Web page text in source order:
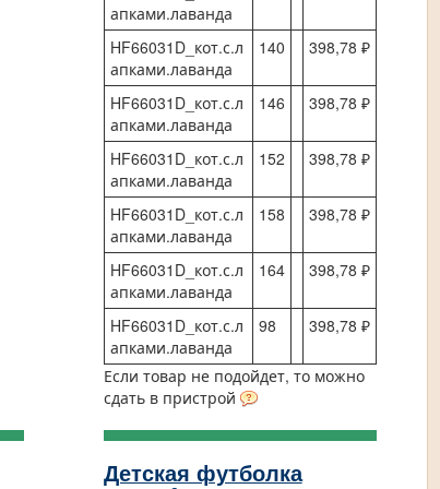
апками.лаванда
HF66031D_кот.с.л
апками.лаванда
140 398,78 ₽
HF66031D_кот.с.л
апками.лаванда
146 398,78 ₽
HF66031D_кот.с.л
апками.лаванда
152 398,78 ₽
HF66031D_кот.с.л
апками.лаванда
158 398,78 ₽
HF66031D_кот.с.л
апками.лаванда
164 398,78 ₽
HF66031D_кот.с.л
апками.лаванда
98 398,78 ₽
Если товар не подойдет, то можно
сдать в пристрой
Детская футболка